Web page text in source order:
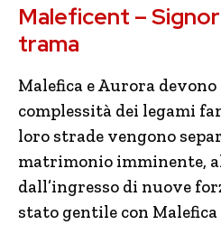
Maleficent –
trama
Malefica e Aurora
complessità dei legami
loro strade vengono
matrimonio imminente,
dall’ingresso di nuove
stato gentile con